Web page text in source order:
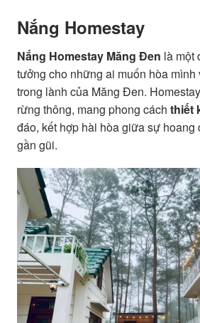
Nắng Homestay
Nắng Homestay Măng Đen là một
tưởng cho những ai muốn hòa mình
trong lành của Măng Đen.
rừng thông, mang phong cách thiết
đáo, kết hợp hài hòa giữa sự hoang
gần gũi.